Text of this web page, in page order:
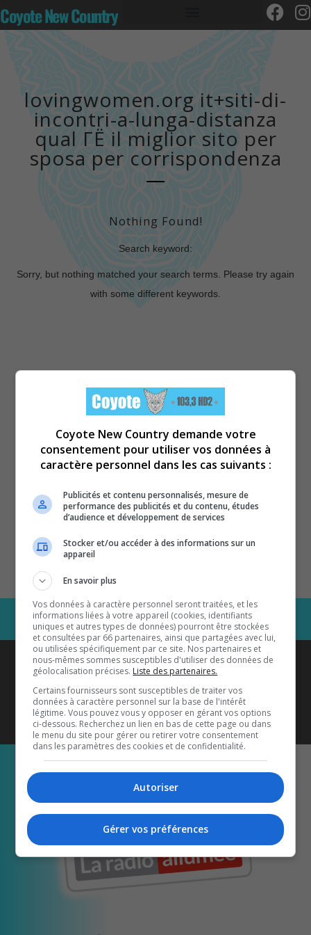
Coyote New Country
lovingwomen.org it+siti-di-
incontri-a-lunga-distanza
qual ГЁ il miglior sito per
sposa per corrispondenza
Nothing Found!
Search keyword:
Sorry, but nothing matched your search terms. Please try again
with some different keywords.
Coyote New Countryest diffusé
également sur1033 HD2
Écoutez-nous aussi sur…
Coyote New Country demande votre
consentement pour utiliser vos données à
caractère personnel dans les cas suivants :
Publicités et contenu personnalisés, mesure de
performance des publicités et du contenu, études
d’audience et développement de services
Stocker et/ou accéder à des informations sur un
appareil
En savoir plus
Vos données à caractère personnel seront traitées, et les
informations liées à votre appareil (cookies, identifiants
uniques et autres types de données) pourront être stockées
et consultées par 66 partenaires, ainsi que partagées avec lui,
ou utilisées spécifiquement par ce site. Nos partenaires et
nous-mêmes sommes susceptibles d'utiliser des données de
géolocalisation précises. Liste des partenaires.
Certains fournisseurs sont susceptibles de traiter vos
données à caractère personnel sur la base de l'intérêt
légitime. Vous pouvez vous y opposer en gérant vos options
ci-dessous. Recherchez un lien en bas de cette page ou dans
le menu du site pour gérer ou retirer votre consentement
dans les paramètres des cookies et de confidentialité.
Autoriser
Gérer vos préférences